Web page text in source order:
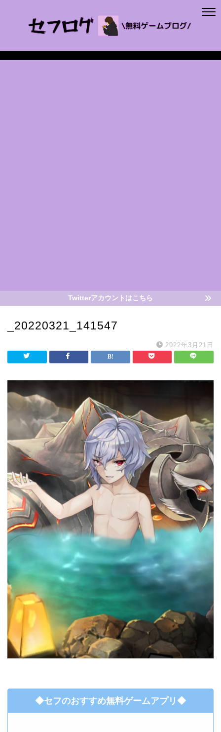
Twitterアカウントはこちら
_20220321_141547
2022年3月21日
◆セフのおすすめ無料ゲームアプリ◆